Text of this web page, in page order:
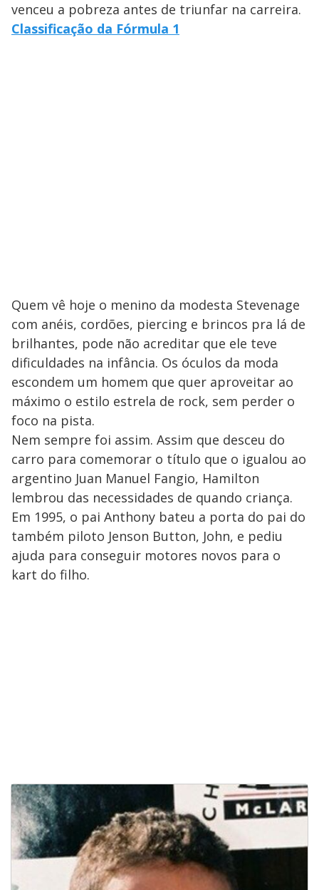
venceu a pobreza antes de triunfar na carreira.
Classificação da Fórmula 1
Quem vê hoje o menino da modesta Stevenage
com anéis, cordões, piercing e brincos pra lá de
brilhantes, pode não acreditar que ele teve
dificuldades na infância. Os óculos da moda
escondem um homem que quer aproveitar ao
máximo o estilo estrela de rock, sem perder o
foco na pista.
Nem sempre foi assim. Assim que desceu do
carro para comemorar o título que o igualou ao
argentino Juan Manuel Fangio, Hamilton
lembrou das necessidades de quando criança.
Em 1995, o pai Anthony bateu a porta do pai do
também piloto Jenson Button, John, e pediu
ajuda para conseguir motores novos para o
kart do filho.